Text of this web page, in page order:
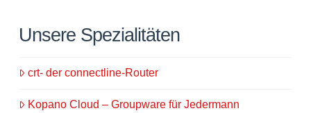
Unsere Spezialitäten
crt- der connectline-Router
Kopano Cloud – Groupware für Jedermann